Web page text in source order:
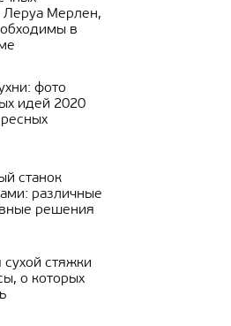
Леруа Мерлен,
в
фото
идей 2020
станок
различные
решения
сухой стяжки
о которых